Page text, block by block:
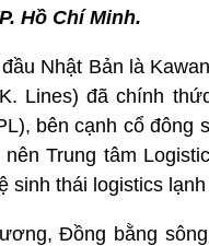
Hồ Chí Minh.
Nhật Bản là
Lines) đã chính
bên cạnh cổ đông
Trung tâm
sinh thái logistics
Đồng bằng